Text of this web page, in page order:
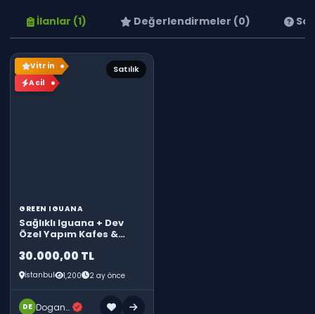
İlanlar (1) Değerlendirmeler (0)
Vitrin
Acil
Satılık
GREEN IGUANA
Sağlıklı Iguana + Dev
Özel Yapım Kafes &
30.000,00 TL
İstanbul 1,200 2 ay önce
DE Doganay E.